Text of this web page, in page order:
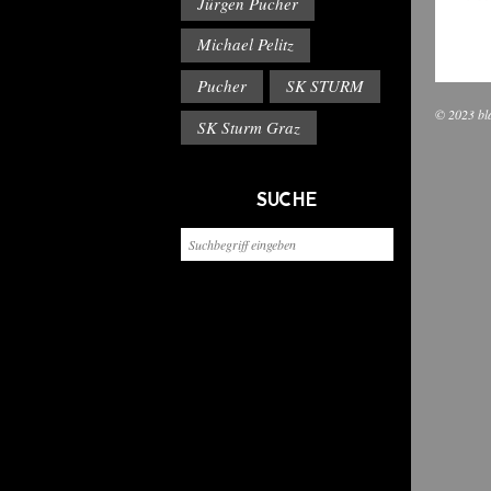
Michael Pelitz
Pucher
SK STURM
SK Sturm Graz
SUCHE
© 2023